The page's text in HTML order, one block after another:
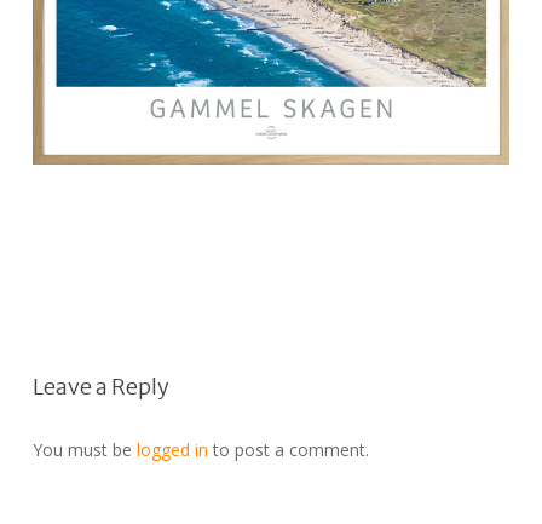
Leave a Reply
You must be logged in to post a comment.